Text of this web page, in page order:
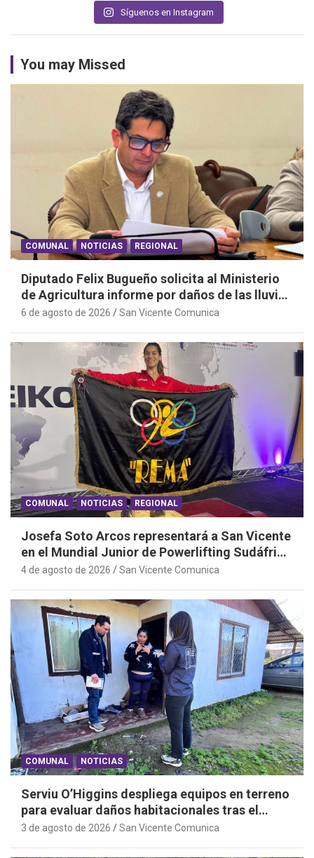
Síguenos en Instagram
You may Missed
COMUNAL NOTICIAS REGIONAL
Diputado Felix Bugueño solicita al Ministerio
de Agricultura informe por daños de las lluvias
en la Región de O´Higgins
6 de agosto de 2026 San Vicente Comunica
COMUNAL NOTICIAS REGIONAL
Josefa Soto Arcos representará a San Vicente
en el Mundial Junior de Powerlifting Sudáfrica
2026
4 de agosto de 2026 San Vicente Comunica
COMUNAL NOTICIAS
Serviu O’Higgins despliega equipos en terreno
para evaluar daños habitacionales tras el
Sistema Frontal
3 de agosto de 2026 San Vicente Comunica